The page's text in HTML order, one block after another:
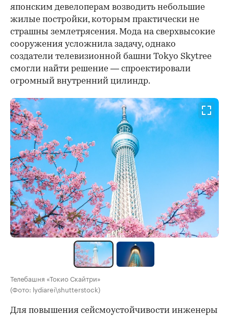
японским девелоперам возводить небольшие
жилые постройки, которым практически не
страшны землетрясения. Мода на сверхвысокие
сооружения усложнила задачу, однако
создатели телевизионной башни Tokyo Skytree
смогли найти решение — спроектировали
огромный внутренний цилиндр.
Телебашня «Токио Скайтри»
(Фото: lydiarei\shutterstock)
Для повышения сейсмоустойчивости инженеры